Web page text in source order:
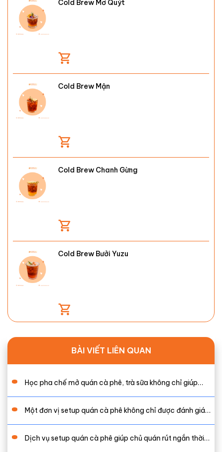
Cold Brew Mơ Quýt
Cold Brew Mận
Cold Brew Chanh Gừng
Cold Brew Bưởi Yuzu
BÀI VIẾT LIÊN QUAN
Học pha chế mở quán cà phê, trà sữa không chỉ giúp…
Một đơn vị setup quán cà phê không chỉ được đánh giá…
Dịch vụ setup quán cà phê giúp chủ quán rút ngắn thời…